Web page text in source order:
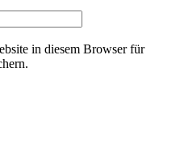
in diesem Browser für